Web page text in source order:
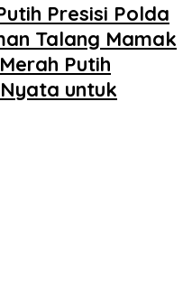
Presisi Polda
Talang Mamak
Putih
untuk